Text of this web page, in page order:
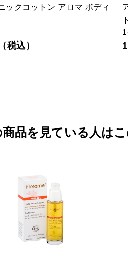
ックコットン アロマ ボディ
税込）
ト
商品を見ている人は